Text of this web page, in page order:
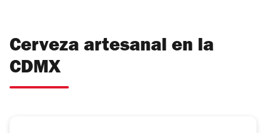
Cerveza artesanal en la
CDMX